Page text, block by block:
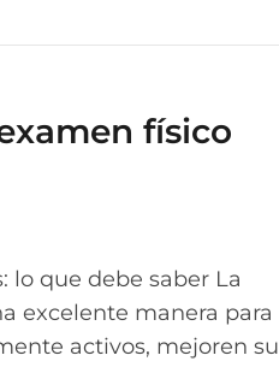
físico
lo que debe saber La
excelente manera para
activos, mejoren su